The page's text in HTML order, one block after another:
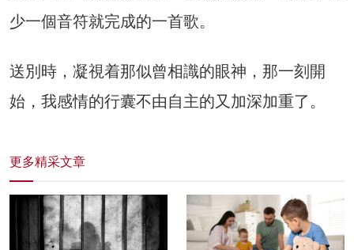
少一個音符就完成的一首歌。
送別時，凝視着那似曾相識的眼神，那一刻開
始，我感情的行囊不由自主的又加深加重了。
更多精采文章